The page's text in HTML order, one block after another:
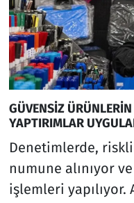
GÜVENSİZ
YAPTIRIMLAR
Denetimlerde,
numune alınıyor
işlemleri